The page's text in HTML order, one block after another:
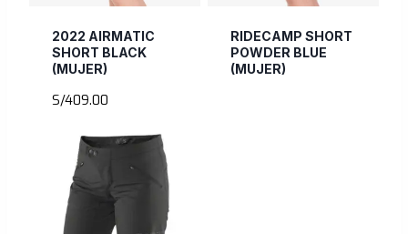
2022 AIRMATIC
SHORT BLACK
(MUJER)
S/409.00
RIDECAMP SHORT
POWDER BLUE
(MUJER)